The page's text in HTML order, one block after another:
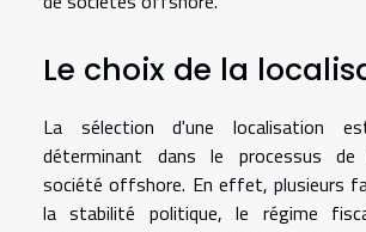
Le choix de la
La sélection d'une localisation
déterminant dans le processus de
société offshore. En effet, plusieurs
la stabilité politique, le régime